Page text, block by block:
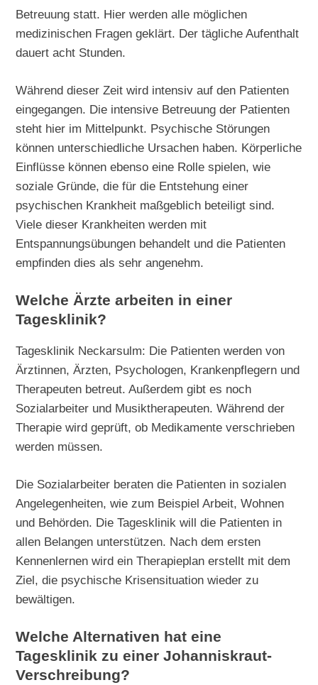
Betreuung statt. Hier werden alle möglichen
medizinischen Fragen geklärt. Der tägliche Aufenthalt
dauert acht Stunden.
Während dieser Zeit wird intensiv auf den Patienten
eingegangen. Die intensive Betreuung der Patienten
steht hier im Mittelpunkt. Psychische Störungen
können unterschiedliche Ursachen haben. Körperliche
Einflüsse können ebenso eine Rolle spielen, wie
soziale Gründe, die für die Entstehung einer
psychischen Krankheit maßgeblich beteiligt sind.
Viele dieser Krankheiten werden mit
Entspannungsübungen behandelt und die Patienten
empfinden dies als sehr angenehm.
Welche Ärzte arbeiten in einer
Tagesklinik?
Tagesklinik Neckarsulm: Die Patienten werden von
Ärztinnen, Ärzten, Psychologen, Krankenpflegern und
Therapeuten betreut. Außerdem gibt es noch
Sozialarbeiter und Musiktherapeuten. Während der
Therapie wird geprüft, ob Medikamente verschrieben
werden müssen.
Die Sozialarbeiter beraten die Patienten in sozialen
Angelegenheiten, wie zum Beispiel Arbeit, Wohnen
und Behörden. Die Tagesklinik will die Patienten in
allen Belangen unterstützen. Nach dem ersten
Kennenlernen wird ein Therapieplan erstellt mit dem
Ziel, die psychische Krisensituation wieder zu
bewältigen.
Welche Alternativen hat eine
Tagesklinik zu einer Johanniskraut-
Verschreibung?